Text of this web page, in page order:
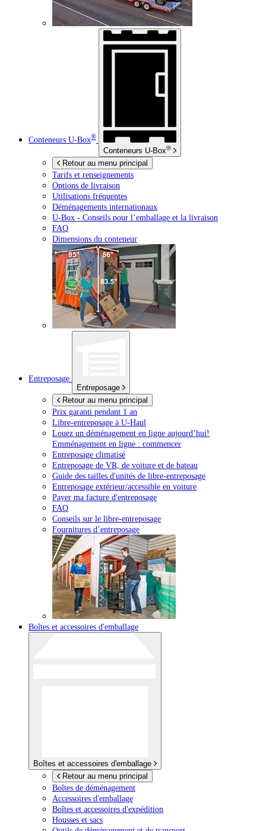
Conteneurs U-Box®
Conteneurs U-Box®
Retour au menu principal
Tarifs et renseignements
Options de livraison
Utilisations fréquentes
Déménagements internationaux
U-Box - Conseils pour l’emballage et la livraison
FAQ
Dimensions du conteneur
Entreposage
Entreposage
Retour au menu principal
Prix garanti pendant 1 an
Libre-entreposage à U-Haul
Louez un déménagement en ligne aujourd’hui!
Emménagement en ligne : commencer
Entreposage climatisé
Entreposage de VR, de voiture et de bateau
Guide des tailles d'unités de libre-entreposage
Entreposage extérieur/accessible en voiture
Payer ma facture d'entreposage
FAQ
Conseils sur le libre-entreposage
Fournitures d’entreposage
Boîtes et accessoires d'emballage
Boîtes et accessoires d'emballage
Retour au menu principal
Boîtes de déménagement
Accessoires d'emballage
Boîtes et accessoires d'expédition
Housses et sacs